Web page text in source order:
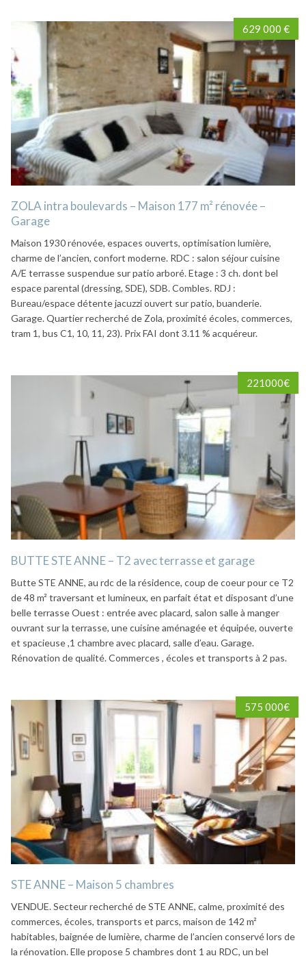
ZOLA intra boulevards – Maison 177 m² rénovée –
Garage
629 000 €
Maison 1930 rénovée, espaces ouverts, optimisation lumière,
charme de l’ancien, confort moderne. RDC : salon séjour cuisine
A/E terrasse suspendue sur patio arboré. Etage : 3 ch. dont bel
espace parental (dressing, SDE), SDB. Combles. RDJ :
Bureau/espace détente jacuzzi ouvert sur patio, buanderie.
Garage. Quartier recherché de Zola, proximité écoles, commerces,
tram 1, bus C1, 10, 11, 23). Prix FAI dont 3.11 % acquéreur.
BUTTE STE ANNE – T2 avec terrasse et garage
221000€
Butte STE ANNE, au rdc de la résidence, coup de coeur pour ce T2
de 48 m² traversant et lumineux, en parfait état et disposant d’une
belle terrasse Ouest : entrée avec placard, salon salle à manger
ouvrant sur la terrasse, une cuisine aménagée et équipée, ouverte
et spacieuse ,1 chambre avec placard, salle d’eau. Garage.
Rénovation de qualité. Commerces , écoles et transports à 2 pas.
STE ANNE – Maison 5 chambres
575 000€
VENDUE. Secteur recherché de STE ANNE, calme, proximité des
commerces, écoles, transports et parcs, maison de 142 m²
habitables, baignée de lumière, charme de l’ancien conservé lors de
la rénovation. Elle propose 5 chambres dont 1 au RDC, un bel